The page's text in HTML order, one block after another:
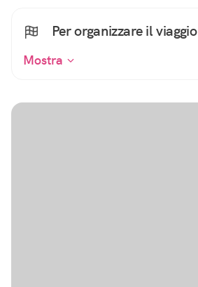
Per organizzare il viaggio
Mostra